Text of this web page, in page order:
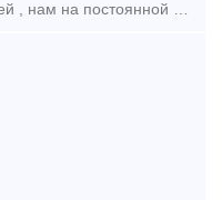
У Нас быстрый Закуп жд запчастей , нам на постоянной основе требуются: Материалы верхнего строения пути: накладки , подкладки, болты, клеммы, гайки, шурупы, рельсы как новые так и бу, костыли жд, рез